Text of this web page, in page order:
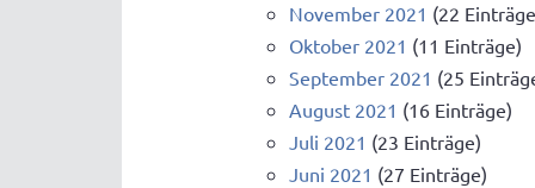
November 2021 (22
Oktober 2021 (11 Einträge)
September 2021 (25
August 2021 (16 Einträge)
Juli 2021 (23 Einträge)
Juni 2021 (27 Einträge)